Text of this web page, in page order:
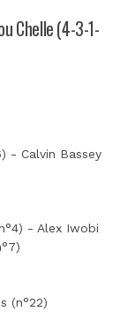
Chelle (4-3-1-
- Calvin Bassey
- Alex Iwobi
(n°22)